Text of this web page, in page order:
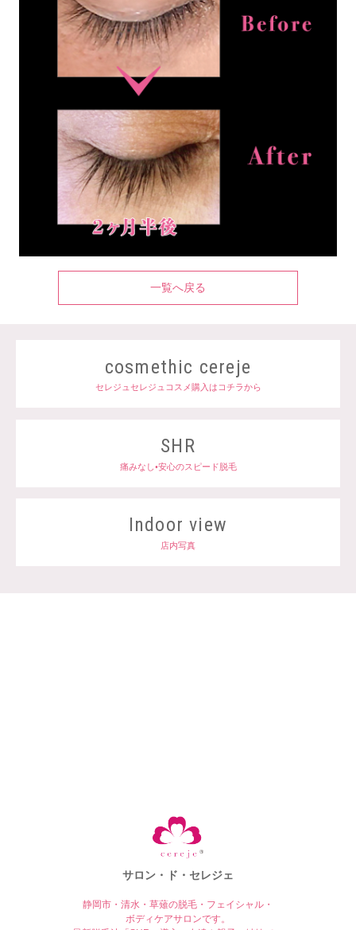
一覧へ戻る
cosmethic cereje
セレジュセレジュコスメ購入はコチラから
SHR
痛みなし•安心のスピード脱毛
Indoor view
店内写真
サロン・ド・セレジェ
静岡市・清水・草薙の脱毛・フェイシャル・
ボディケアサロンです。